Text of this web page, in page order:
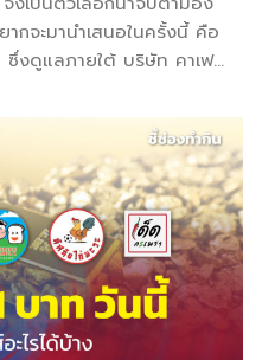
กจะมานำเสนอในครั้งนี้ คือ
งดูแลภายใต้ บริษัท คาเฟ
ดชานมราคาย่อมเยา เข้าถึง
น วัยทำงาน ไปจนถึงกลุ่ม
ะกับผู้ที่มีงบลงทุนจำกัด แต่
ความเชื่อว่า “ชานมไข่มุก
งเน้นคุณภาพวัตถุดิบ รสชาติ
ถึงง่าย เมนูของ All’s
ย ทั้งกลุ่มกาแฟ, อิตาเลี่ยน
เขียวมะลิ, ชาไทย, ชานม
โก้, ลาเต้, อเมริกาโน่, นมสด